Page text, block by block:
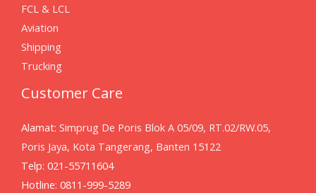
FCL & LCL
Aviation
Shipping
Trucking
Customer Care
Alamat: Simprug De Poris Blok A 05/09, RT.02/RW.05,
Poris Jaya, Kota Tangerang, Banten 15122
Telp: 021-55711604
Hotline: 0811-999-5289